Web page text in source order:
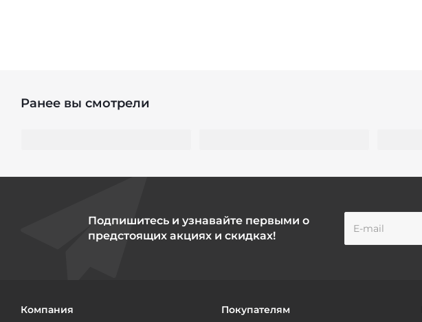
Ранее вы смотрели
Подпишитесь и узнавайте первыми о
предстоящих акциях и скидках!
Компания Покупателям